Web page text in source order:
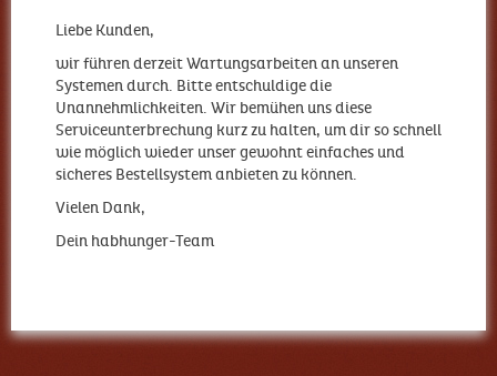
Liebe Kunden,
wir führen derzeit Wartungsarbeiten an unseren
Systemen durch. Bitte entschuldige die
Unannehmlichkeiten. Wir bemühen uns diese
Serviceunterbrechung kurz zu halten, um dir so schnell
wie möglich wieder unser gewohnt einfaches und
sicheres Bestellsystem anbieten zu können.
Vielen Dank,
Dein habhunger-Team